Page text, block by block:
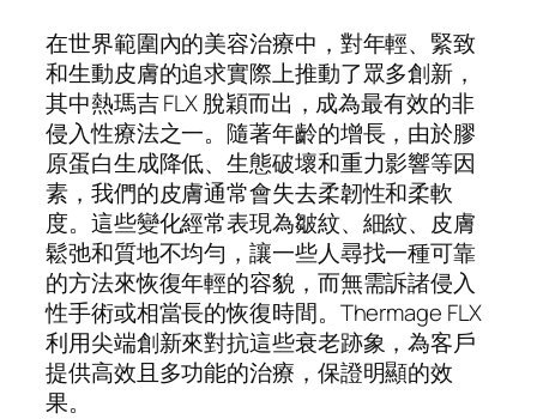
在世界範圍內的美容治療中，對年輕、緊致
和生動皮膚的追求實際上推動了眾多創新，
其中熱瑪吉 FLX 脫穎而出，成為最有效的非
侵入性療法之一。隨著年齡的增長，由於膠
原蛋白生成降低、生態破壞和重力影響等因
素，我們的皮膚通常會失去柔韌性和柔軟
度。這些變化經常表現為皺紋、細紋、皮膚
鬆弛和質地不均勻，讓一些人尋找一種可靠
的方法來恢復年輕的容貌，而無需訴諸侵入
性手術或相當長的恢復時間。Thermage FLX
利用尖端創新來對抗這些衰老跡象，為客戶
提供高效且多功能的治療，保證明顯的效
果。